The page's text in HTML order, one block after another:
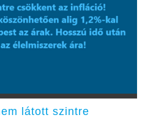
látott szintre